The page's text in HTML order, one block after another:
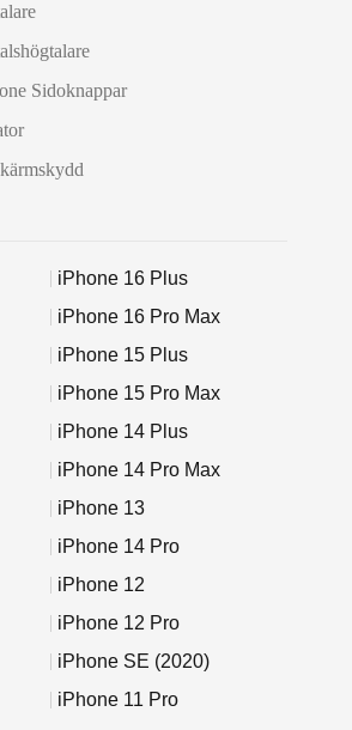
Sidoknappar
iPhone 16 Plus
iPhone 16 Pro Max
iPhone 15 Plus
iPhone 15 Pro Max
iPhone 14 Plus
iPhone 14 Pro Max
iPhone 13
iPhone 14 Pro
iPhone 12
iPhone 12 Pro
iPhone SE (2020)
iPhone 11 Pro